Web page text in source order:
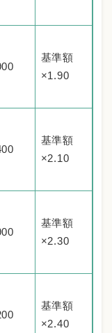
基準額
×1.90
基準額
×2.10
基準額
×2.30
基準額
×2.40